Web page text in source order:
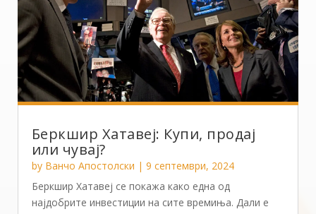
Беркшир Хатавеј: Купи, продај
или чувај?
by Ванчо Апостолски | 9 септември, 2024
Беркшир Хатавеј се покажа како една од
најдобрите инвестиции на сите времиња. Дали е